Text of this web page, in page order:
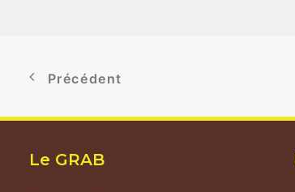
Précédent
Le GRAB